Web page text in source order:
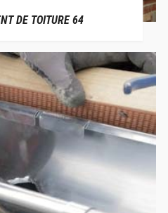
DE TOITURE 64